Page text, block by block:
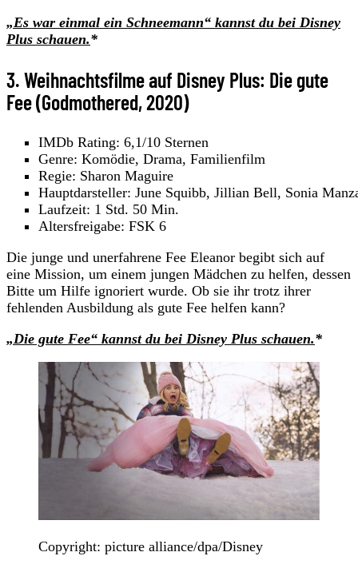
„Es war einmal ein Schneemann“ kannst du bei Disney
Plus schauen.*
3. Weihnachtsfilme auf Disney Plus: Die gute
Fee (Godmothered, 2020)
IMDb Rating: 6,1/10 Sternen
Genre: Komödie, Drama, Familienfilm
Regie: Sharon Maguire
Hauptdarsteller: June Squibb, Jillian Bell, Sonia
Laufzeit: 1 Std. 50 Min.
Altersfreigabe: FSK 6
Die junge und unerfahrene Fee Eleanor begibt sich auf
eine Mission, um einem jungen Mädchen zu helfen, dessen
Bitte um Hilfe ignoriert wurde. Ob sie ihr trotz ihrer
fehlenden Ausbildung als gute Fee helfen kann?
„Die gute Fee“ kannst du bei Disney Plus schauen.*
Copyright: picture alliance/dpa/Disney